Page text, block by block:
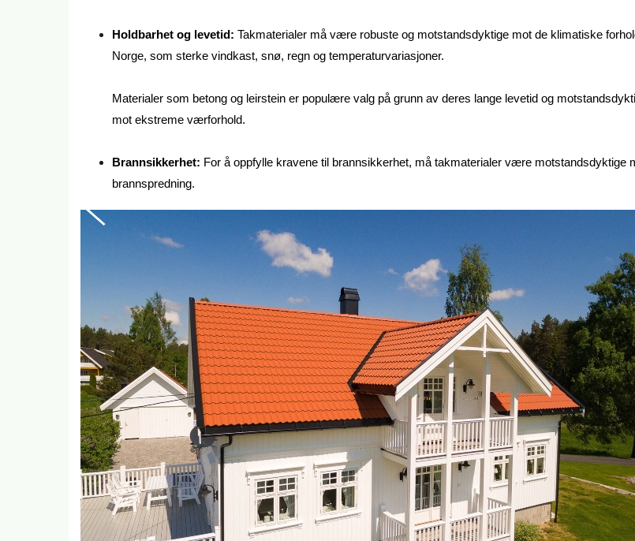
Holdbarhet og levetid: Takmaterialer må være robuste og motstandsdyktige mot de klimatiske
Norge, som sterke vindkast, snø, regn og temperaturvariasjoner.
Materialer som betong og leirstein er populære valg på grunn av deres lange levetid og
mot ekstreme værforhold.
Brannsikkerhet: For å oppfylle kravene til brannsikkerhet, må takmaterialer være motstandsdyktige
brannspredning.